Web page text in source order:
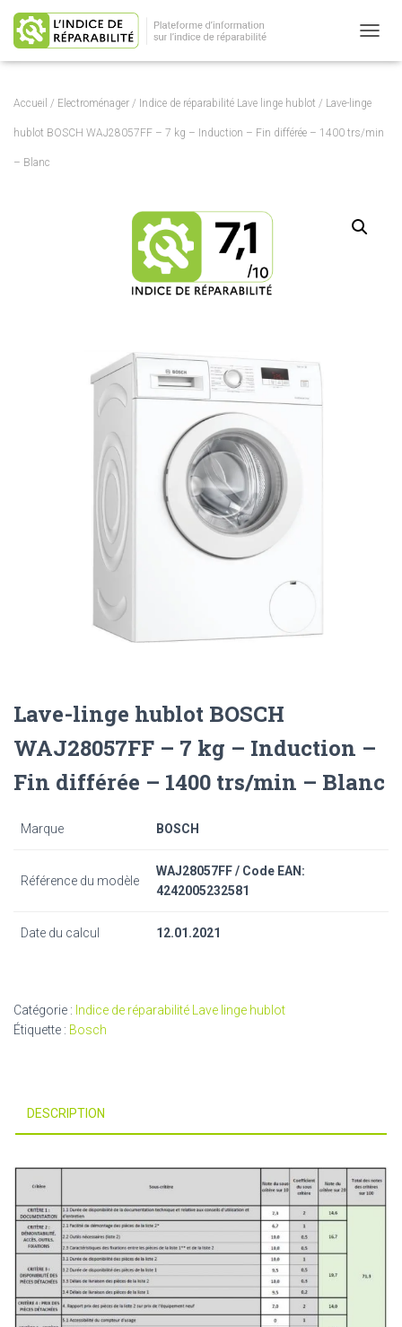
Accueil / Electroménager / Indice de réparabilité Lave linge hublot / Lave-linge
hublot BOSCH WAJ28057FF – 7 kg – Induction – Fin différée – 1400 trs/min
– Blanc
Lave-linge hublot BOSCH
WAJ28057FF – 7 kg – Induction –
Fin différée – 1400 trs/min – Blanc
Marque BOSCH
Référence du modèle
WAJ28057FF / Code EAN:
4242005232581
Date du calcul 12.01.2021
Catégorie : Indice de réparabilité Lave linge hublot
Étiquette : Bosch
DESCRIPTION